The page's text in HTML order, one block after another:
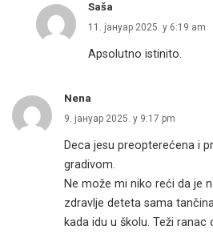
Saša
11. јануар 2025. у 6:19 am
Apsolutno istinito.
Nena
9. јануар 2025. у 9:17 pm
Deca jesu preopterećena i
gradivom.
Ne može mi niko reći da je
zdravlje deteta sama
kada idu u školu. Teži ranac